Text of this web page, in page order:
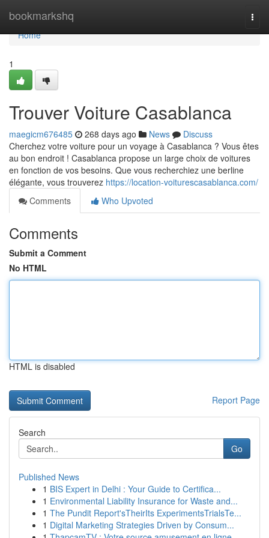
bookmarkshq
Home
Home
1
Trouver Voiture Casablanca
maegicm676485 268 days ago News
Discuss
Cherchez votre voiture pour un voyage à Casablanca ? Vous êtes
au bon endroit ! Casablanca propose un large choix de voitures
en fonction de vos besoins. Que vous recherchiez une berline
élégante, vous trouverez https://location-voiturescasablanca.com/
Comments
Who Upvoted
Comments
Submit a Comment
No HTML
HTML is disabled
Report Page
Search
Go
Published News
1 BIS Expert in Delhi : Your Guide to Certifica...
1 Environmental Liability Insurance for Waste and...
1 The Pundit Report'sTheirIts ExperimentsTrialsTe...
1 Digital Marketing Strategies Driven by Consum...